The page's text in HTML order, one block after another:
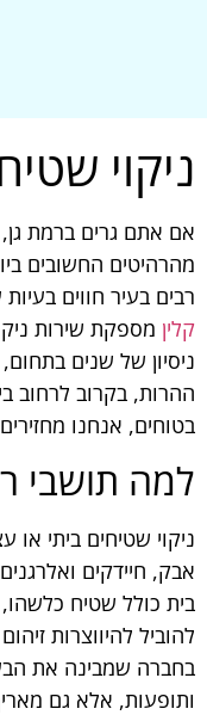
ניקוי
אם אתם גרים ברמת
מהרהיטים החשובים
רבים בעיר חווים
קלין מספקת שירות
ניסיון של שנים
ההרות, בקרוב לרחוב
בטוחים, אנחנו
למה תושבי
ניקוי שטיחים ביתי או
אבק, חיידקים
בית כולל שטיח כלשהו,
להוביל להיווצרות
בחברה שמבינה את
ותופעות, אלא גם